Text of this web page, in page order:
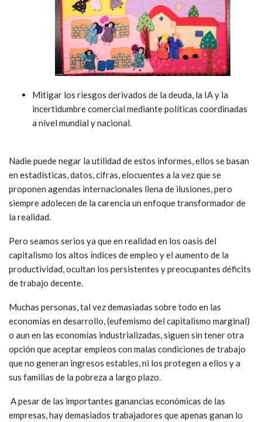
Mitigar los riesgos derivados de la deuda, la IA y la
incertidumbre comercial mediante políticas coordinadas
a nivel mundial y nacional.
Nadie puede negar la utilidad de estos informes, ellos se basan
en estadísticas, datos, cifras, elocuentes a la vez que se
proponen agendas internacionales llena de ilusiones, pero
siempre adolecen de la carencia un enfoque transformador de
la realidad.
Pero seamos serios ya que en realidad en los oasis del
capitalismo los altos índices de empleo y el aumento de la
productividad, ocultan los persistentes y preocupantes déficits
de trabajo decente.
Muchas personas, tal vez demasiadas sobre todo en las
economías en desarrollo, (eufemismo del capitalismo marginal)
o aun en las economías industrializadas, siguen sin tener otra
opción que aceptar empleos con malas condiciones de trabajo
que no generan ingresos estables, ni los protegen a ellos y a
sus familias de la pobreza a largo plazo.
A pesar de las importantes ganancias económicas de las
empresas, hay demasiados trabajadores que apenas ganan lo